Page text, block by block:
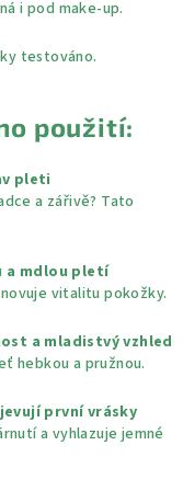
i pod make-up.
testováno.
použití:
pleti
a zářivě? Tato
a mdlou pletí
vitalitu pokožky.
a mladistvý vzhled
hebkou a pružnou.
první vrásky
a vyhlazuje jemné